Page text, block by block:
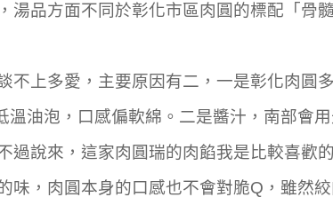
湯品方面不同於彰化市區肉圓的標配「骨
不上多愛，主要原因有二，一是彰化肉圓
溫油泡，口感偏軟綿。二是醬汁，南部會
過說來，這家肉圓瑞的肉餡我是比較喜歡
味，肉圓本身的口感也不會對脆Q，雖然